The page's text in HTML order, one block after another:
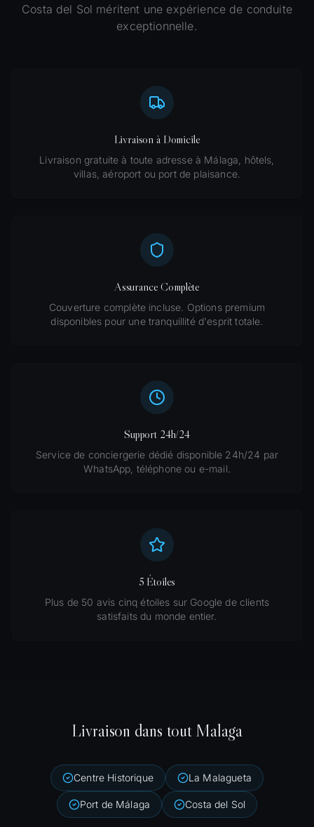
Costa del Sol méritent une expérience de conduite
exceptionnelle.
Livraison à Domicile
Livraison gratuite à toute adresse à Málaga, hôtels,
villas, aéroport ou port de plaisance.
Assurance Complète
Couverture complète incluse. Options premium
disponibles pour une tranquillité d'esprit totale.
Support 24h/24
Service de conciergerie dédié disponible 24h/24 par
WhatsApp, téléphone ou e-mail.
5 Étoiles
Plus de 50 avis cinq étoiles sur Google de clients
satisfaits du monde entier.
Livraison dans tout Malaga
Centre Historique La Malagueta
Port de Málaga Costa del Sol